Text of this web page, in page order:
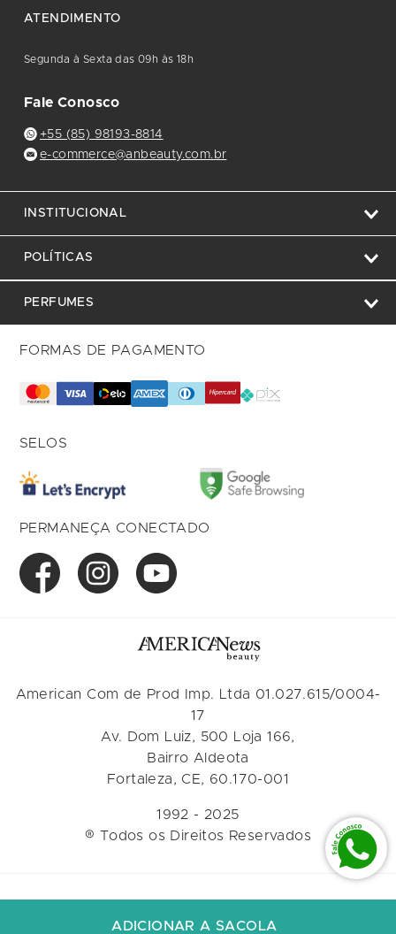
ATENDIMENTO
Segunda à Sexta das 09h às 18h
Fale Conosco
+55 (85) 98193-8814
e-commerce@anbeauty.com.br
INSTITUCIONAL
POLÍTICAS
PERFUMES
FORMAS DE PAGAMENTO
SELOS
PERMANEÇA CONECTADO
American Com de Prod Imp. Ltda 01.027.615/0004-
17
Av. Dom Luiz, 500 Loja 166,
Bairro Aldeota
Fortaleza, CE, 60.170-001
1992 - 2025
® Todos os Direitos Reservados